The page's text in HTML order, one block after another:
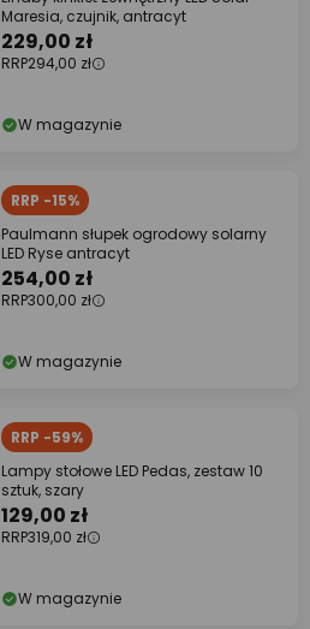
Maresia, czujnik, antracyt
229,00 zł
RRP294,00 zł
W magazynie
RRP -15%
Paulmann słupek ogrodowy solarny
LED Ryse antracyt
254,00 zł
RRP300,00 zł
W magazynie
RRP -59%
Lampy stołowe LED Pedas, zestaw 10
sztuk, szary
129,00 zł
RRP319,00 zł
W magazynie